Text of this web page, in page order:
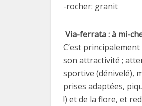
-rocher: granit
Via-ferrata : à mi-
C’est
son attractivité ;
sportive (dénivelé),
prises adaptées,
!) et de la flore, et